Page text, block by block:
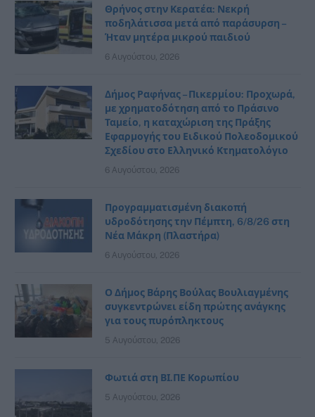
Θρήνος στην Κερατέα: Νεκρή
ποδηλάτισσα μετά από παράσυρση –
Ήταν μητέρα μικρού παιδιού
6 Αυγούστου, 2026
Δήμος Ραφήνας – Πικερμίου: Προχωρά,
με χρηματοδότηση από το Πράσινο
Ταμείο, η καταχώριση της Πράξης
Εφαρμογής του Ειδικού Πολεοδομικού
Σχεδίου στο Ελληνικό Κτηματολόγιο
6 Αυγούστου, 2026
Προγραμματισμένη διακοπή
υδροδότησης την Πέμπτη, 6/8/26 στη
Νέα Μάκρη (Πλαστήρα)
6 Αυγούστου, 2026
Ο Δήμος Βάρης Βούλας Βουλιαγμένης
συγκεντρώνει είδη πρώτης ανάγκης
για τους πυρόπληκτους
5 Αυγούστου, 2026
Φωτιά στη ΒΙ.ΠΕ Κορωπίου
5 Αυγούστου, 2026